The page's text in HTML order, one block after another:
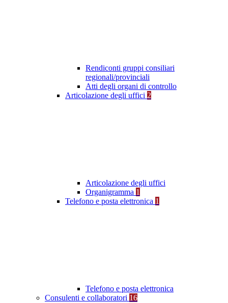
Rendiconti gruppi consiliari
regionali/provinciali
Atti degli organi di controllo
Articolazione degli uffici 2
Articolazione degli uffici
Organigramma 1
Telefono e posta elettronica 1
Telefono e posta elettronica
Consulenti e collaboratori 16